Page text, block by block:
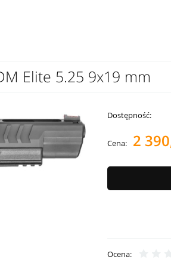
Elite 5.25 9x19 mm
Dostępność:
Cena: 2
Ocena: